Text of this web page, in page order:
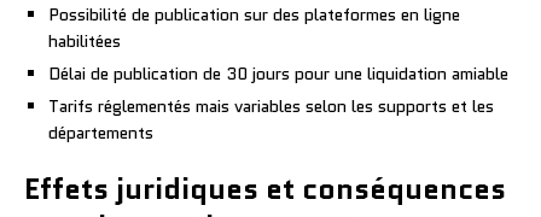
Possibilité de publication sur des plateformes en ligne
habilitées
Délai de publication de 30 jours pour une liquidation amiable
Tarifs réglementés mais variables selon les supports et les
départements
Effets juridiques et conséquences